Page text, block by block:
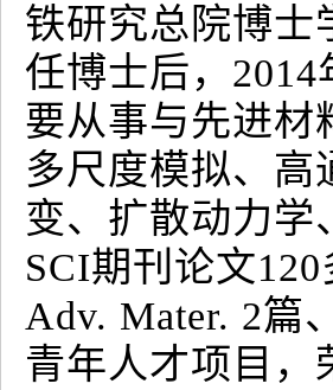
铁研究总院博士
任博士后，
要从事与先进材
多尺度模拟、高
变、扩散动力学
SCI期刊论文
Adv. Mater. 2篇
青年人才项目，